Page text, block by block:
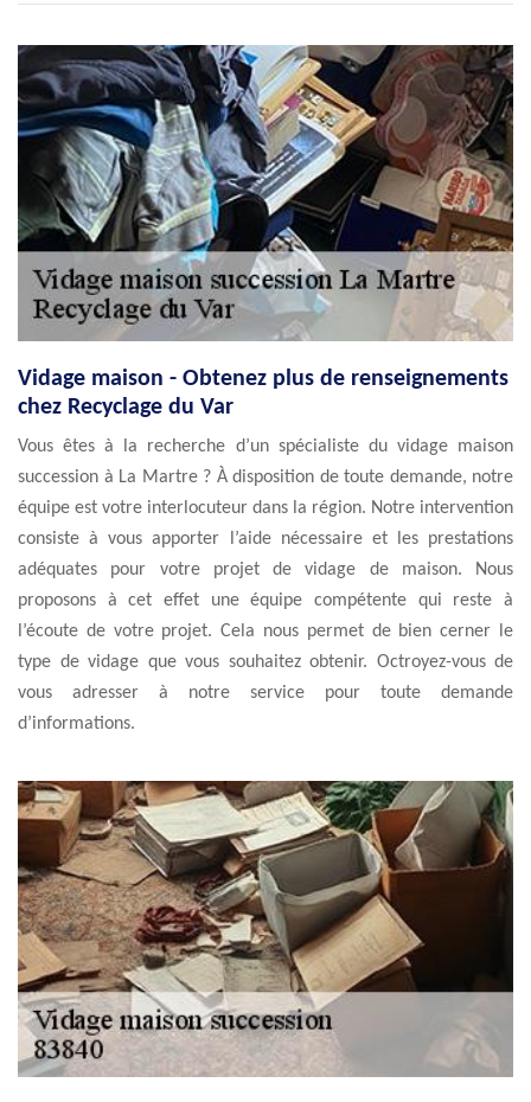
Vidage maison - Obtenez plus de renseignements
chez Recyclage du Var
Vous êtes à la recherche d’un spécialiste du vidage maison
succession à La Martre ? À disposition de toute demande, notre
équipe est votre interlocuteur dans la région. Notre intervention
consiste à vous apporter l’aide nécessaire et les prestations
adéquates pour votre projet de vidage de maison. Nous
proposons à cet effet une équipe compétente qui reste à
l’écoute de votre projet. Cela nous permet de bien cerner le
type de vidage que vous souhaitez obtenir. Octroyez-vous de
vous adresser à notre service pour toute demande
d’informations.